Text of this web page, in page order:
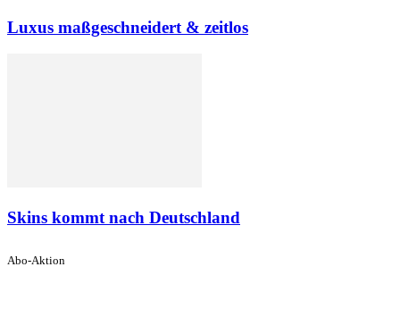
Luxus maßgeschneidert & zeitlos
Skins kommt nach Deutschland
Abo-Aktion